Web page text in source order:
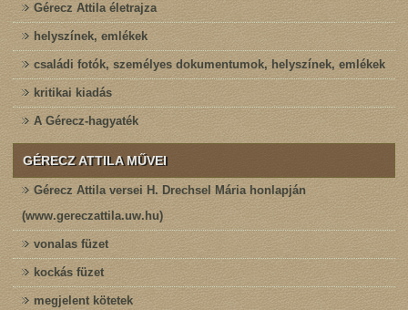
Gérecz Attila életrajza
helyszínek, emlékek
családi fotók, személyes dokumentumok, helyszínek, emlékek
kritikai kiadás
A Gérecz-hagyaték
GÉRECZ ATTILA MŰVEI
Gérecz Attila versei H. Drechsel Mária honlapján
(www.gereczattila.uw.hu)
vonalas füzet
kockás füzet
megjelent kötetek